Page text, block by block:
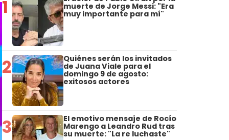
1 muerte de Jorge Messi: "Era
muy importante para mí"
2 Quiénes serán los invitados
de Juana Viale para el
domingo 9 de agosto:
exitosos actores
3 El emotivo mensaje de Rocío
Marengo a Leandro Rud tras
su muerte: "La re luchaste"